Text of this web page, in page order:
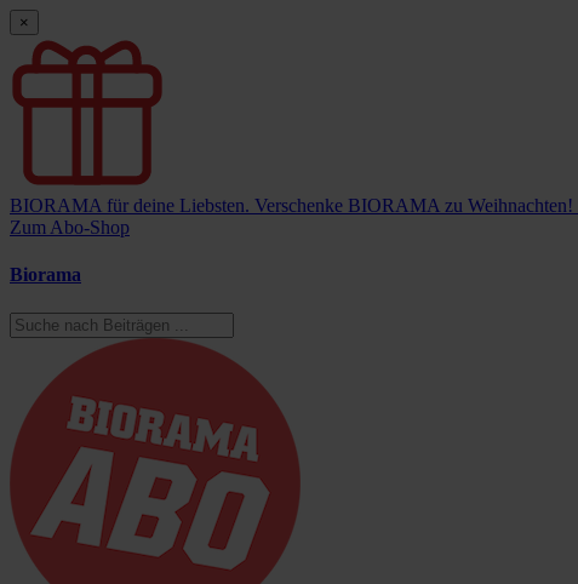
×
BIORAMA für deine Liebsten. Verschenke BIORAMA zu Weihnachten!
Zum Abo-Shop
Biorama